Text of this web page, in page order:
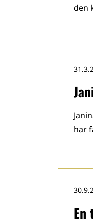
den
har
En